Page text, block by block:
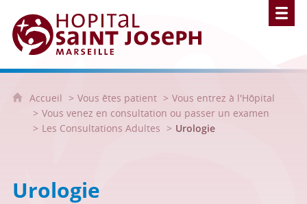
Hôpital Saint Joseph - Marseille
Accueil Vous êtes patient
Vous entrez à l'Hôpital
Vous venez en consultation ou passer un examen
Les Consultations Adultes
Urologie
Urologie